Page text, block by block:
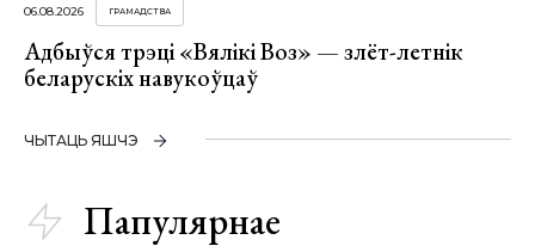
06.08.2026 ГРАМАДСТВА
Адбыўся трэці «Вялікі Воз» — злёт-летнік
беларускіх навукоўцаў
ЧЫТАЦЬ ЯШЧЭ
Папулярнае